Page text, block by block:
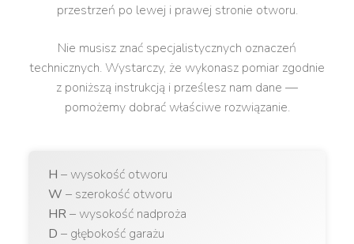
przestrzeń po lewej i prawej stronie otworu.
Nie musisz znać specjalistycznych oznaczeń
technicznych. Wystarczy, że wykonasz pomiar zgodnie
z poniższą instrukcją i prześlesz nam dane —
pomożemy dobrać właściwe rozwiązanie.
H – wysokość otworu
W – szerokość otworu
HR– wysokość nadproża
D – głębokość garażu